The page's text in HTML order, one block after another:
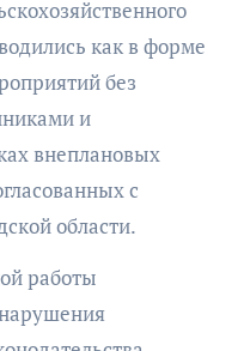
как в форме
без
и
внеплановых
с
области.
работы